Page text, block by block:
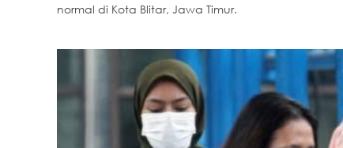
normal di Kota Blitar, Jawa Timur.